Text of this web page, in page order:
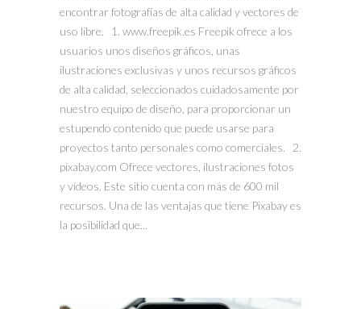
encontrar fotografías de alta calidad y vectores de
uso libre. 1. www.freepik.es Freepik ofrece a los
usuarios unos diseños gráficos, unas
ilustraciones exclusivas y unos recursos gráficos
de alta calidad, seleccionados cuidadosamente por
nuestro equipo de diseño, para proporcionar un
estupendo contenido que puede usarse para
proyectos tanto personales como comerciales. 2.
pixabay.com Ofrece vectores, ilustraciones fotos
y vídeos. Este sitio cuenta con más de 600 mil
recursos. Una de las ventajas que tiene Pixabay es
la posibilidad que...